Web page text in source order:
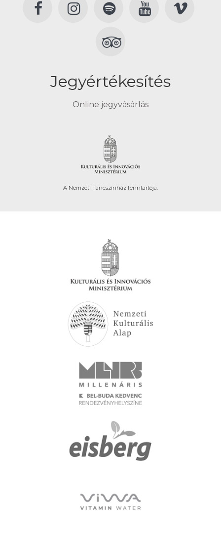
Jegyértékesítés
Online jegyvásárlás
A Nemzeti Táncszínház fenntartója.